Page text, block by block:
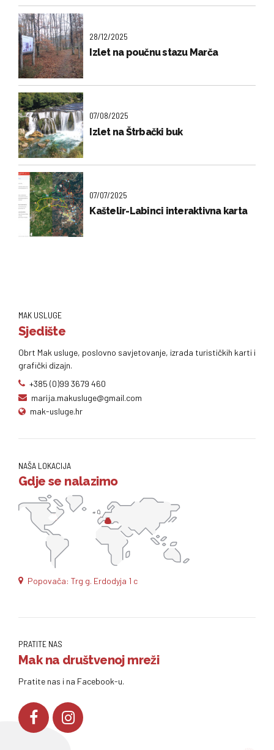
28/12/2025
Izlet na poučnu stazu Marča
07/08/2025
Izlet na Štrbački buk
07/07/2025
Kaštelir-Labinci interaktivna karta
MAK USLUGE
Sjedište
Obrt Mak usluge, poslovno savjetovanje, izrada turističkih karti i
grafički dizajn.
+385 (0)99 3679 460
marija.makusluge@gmail.com
mak-usluge.hr
NAŠA LOKACIJA
Gdje se nalazimo
Popovača: Trg g. Erdodyja 1 c
PRATITE NAS
Mak na društvenoj mreži
Pratite nas i na Facebook-u.